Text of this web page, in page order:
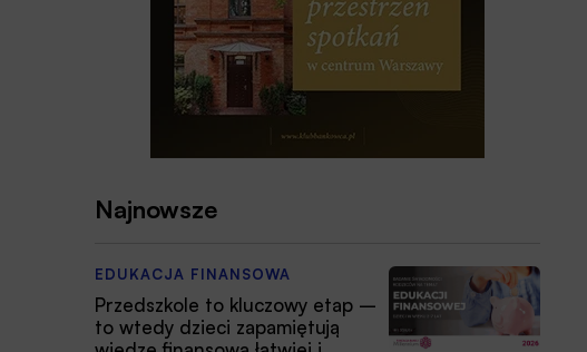
Najnowsze
EDUKACJA FINANSOWA
Przedszkole to kluczowy etap –
to wtedy dzieci zapamiętują